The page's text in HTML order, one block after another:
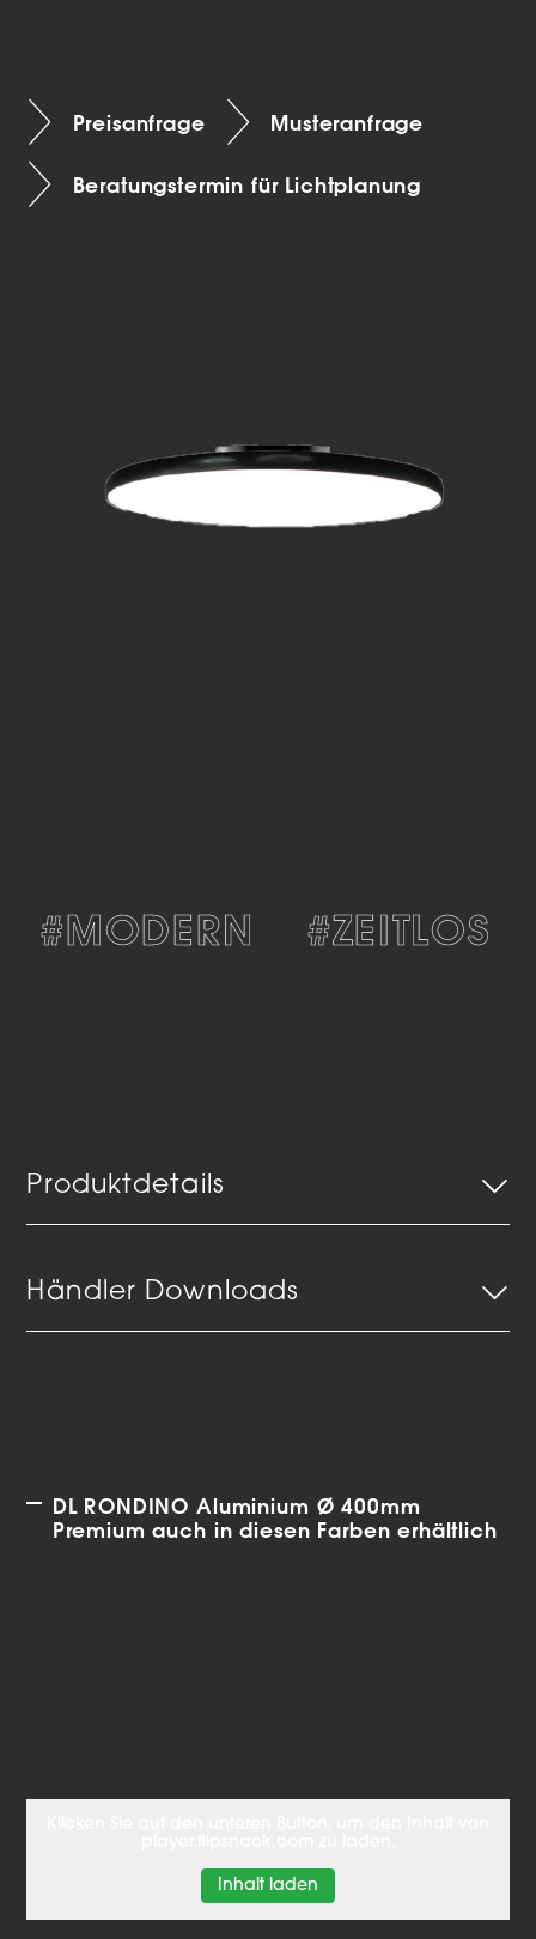
Preisanfrage Musteranfrage
Beratungstermin für Lichtplanung
#MODERN #ZEITLOS
Produktdetails
Händler Downloads
DL RONDINO Aluminium Ø 400mm
Premium auch in diesen Farben erhältlich
Inhalt laden